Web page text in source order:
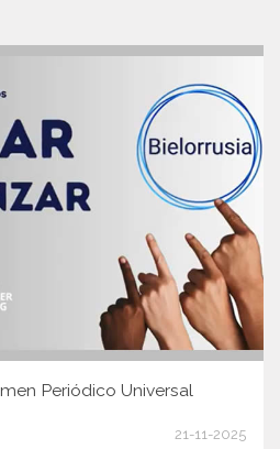
Periódico Universal
21-11-2025